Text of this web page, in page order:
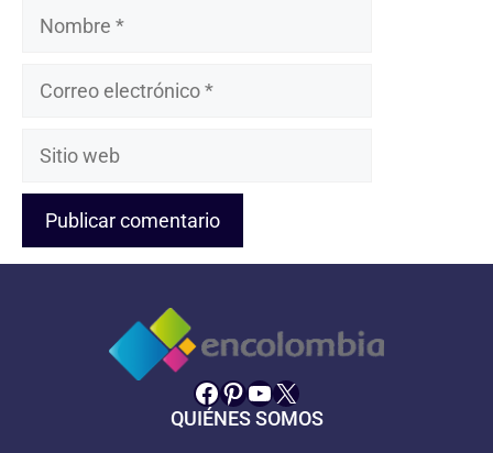
Nombre
Sitio
Facebook
Pinterest
YouTube
X
QUIÉNES SOMOS